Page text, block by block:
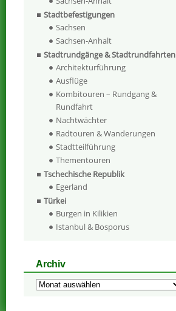
Stadtbefestigungen
Sachsen
Sachsen-Anhalt
Stadtrundgänge & Stadtrundfahrten
Architekturführung
Ausflüge
Kombitouren – Rundgang &
Rundfahrt
Nachtwächter
Radtouren & Wanderungen
Stadtteilführung
Thementouren
Tschechische Republik
Egerland
Türkei
Burgen in Kilikien
Istanbul & Bosporus
Archiv
Archiv